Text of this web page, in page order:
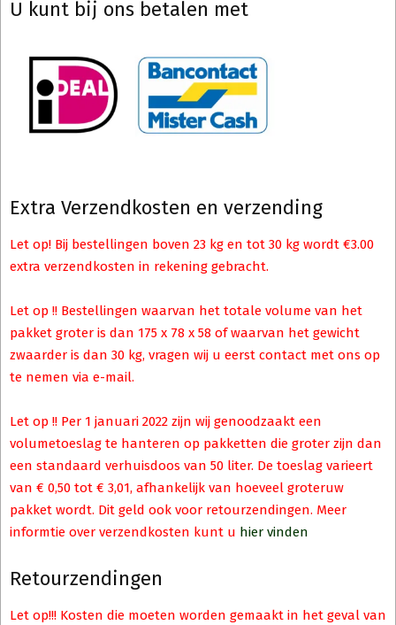
U kunt bij ons betalen met
Extra Verzendkosten en verzending
Let op! Bij bestellingen boven 23 kg en tot 30 kg wordt €3.00
extra verzendkosten in rekening gebracht.
Let op !! Bestellingen waarvan het totale volume van het
pakket groter is dan 175 x 78 x 58 of waarvan het gewicht
zwaarder is dan 30 kg, vragen wij u eerst contact met ons op
te nemen via e-mail.
Let op !! Per 1 januari 2022 zijn wij genoodzaakt een
volumetoeslag te hanteren op pakketten die groter zijn dan
een standaard verhuisdoos van 50 liter. De toeslag varieert
van € 0,50 tot € 3,01, afhankelijk van hoeveel groteruw
pakket wordt. Dit geld ook voor retourzendingen. Meer
informtie over verzendkosten kunt u hier vinden
Retourzendingen
Let op!!! Kosten die moeten worden gemaakt in het geval van